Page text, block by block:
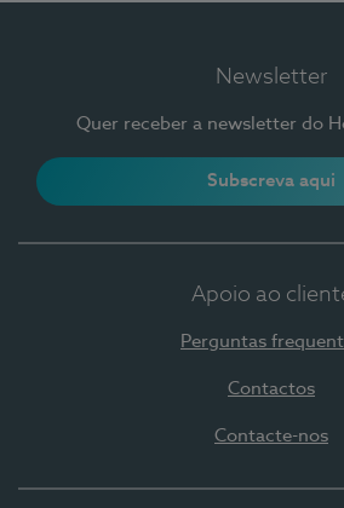
Newsletter
Quer receber a newsletter do
Subscreva aqui
Apoio ao
Perguntas
Contactos
Contacte-nos